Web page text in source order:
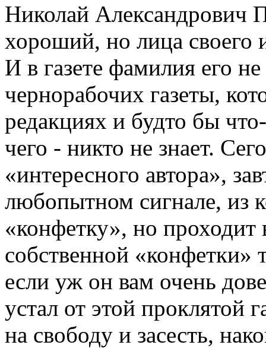
Николай Александрович
хороший, но лица своего
И в газете фамилия его
чернорабочих газеты,
редакциях и будто бы
чего - никто не знает.
«интересного автора»,
любопытном сигнале, из
«конфетку», но проходит
собственной «конфетки»
если уж он вам очень
устал от этой проклятой
на свободу и засесть,